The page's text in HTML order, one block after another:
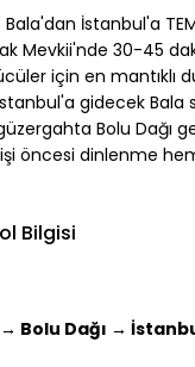
İstanbul'a
Mevkii'nde 30-45
için en mantıklı
gidecek
Bolu Dağı
öncesi dinlenme
Bilgisi
Bolu Dağı →